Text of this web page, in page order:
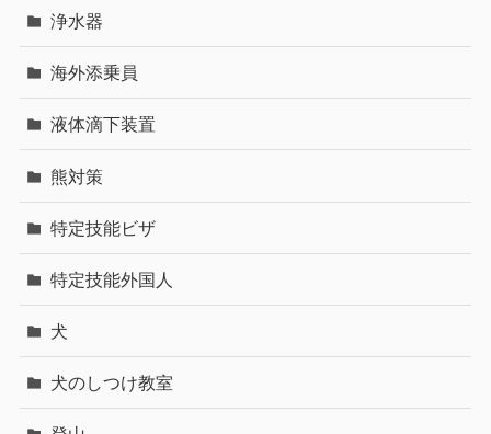
浄水器
海外添乗員
液体滴下装置
熊対策
特定技能ビザ
特定技能外国人
犬
犬のしつけ教室